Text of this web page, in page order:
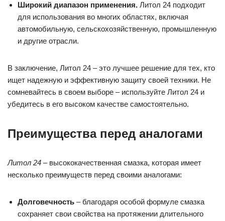
Широкий диапазон применения. Литол 24 подходит
для использования во многих областях, включая
автомобильную, сельскохозяйственную, промышленную
и другие отрасли.
В заключение, Литол 24 – это лучшее решение для тех, кто
ищет надежную и эффективную защиту своей техники. Не
сомневайтесь в своем выборе – используйте Литол 24 и
убедитесь в его высоком качестве самостоятельно.
Преимущества перед аналогами
Литол 24 – высококачественная смазка, которая имеет
несколько преимуществ перед своими аналогами:
Долговечность – благодаря особой формуле смазка
сохраняет свои свойства на протяжении длительного